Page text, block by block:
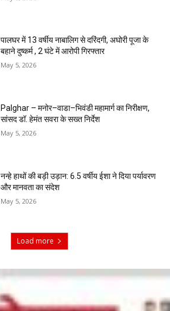
पालघर में 13 वर्षीय नाबालिग से दरिंदगी, अघोरी पूजा के
बहाने दुष्कर्म , 2 घंटे में आरोपी गिरफ्तार
May 5, 2026
Palghar – मनोर–वाडा–भिवंडी महामार्ग का निरीक्षण,
सांसद डॉ. हेमंत सवरा के सख्त निर्देश
May 5, 2026
नन्हे हाथों की बड़ी उड़ान: 6.5 वर्षीय ईशा ने दिया पर्यावरण
और मानवता का संदेश
May 5, 2026
Load more